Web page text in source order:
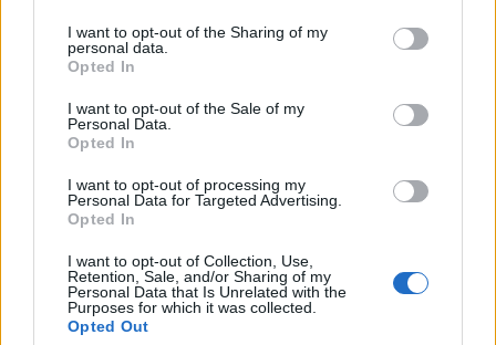
not limited to your visit or usage behaviour. You may click to
grant or deny consent to Google and its third-party tags to
use your data for below specified purposes in below Google
consent section.
I want to opt-out of the Sharing of my
personal data.
Opted In
I want to opt-out of the Sale of my
Personal Data.
Opted In
I want to opt-out of processing my
Personal Data for Targeted Advertising.
Opted In
I want to opt-out of Collection, Use,
Retention, Sale, and/or Sharing of my
Personal Data that Is Unrelated with the
Purposes for which it was collected.
Opted Out